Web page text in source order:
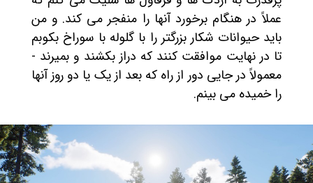
عملاً در هنگام برخورد آنها را منفجر می کند. و من
باید حیوانات شکار بزرگتر را با گلوله با سوراخ بکوبم
تا در نهایت موافقت کنند که دراز بکشند و بمیرند -
معمولاً در جایی دور از راه که بعد از یک یا دو روز آنها
را خمیده می بینم.